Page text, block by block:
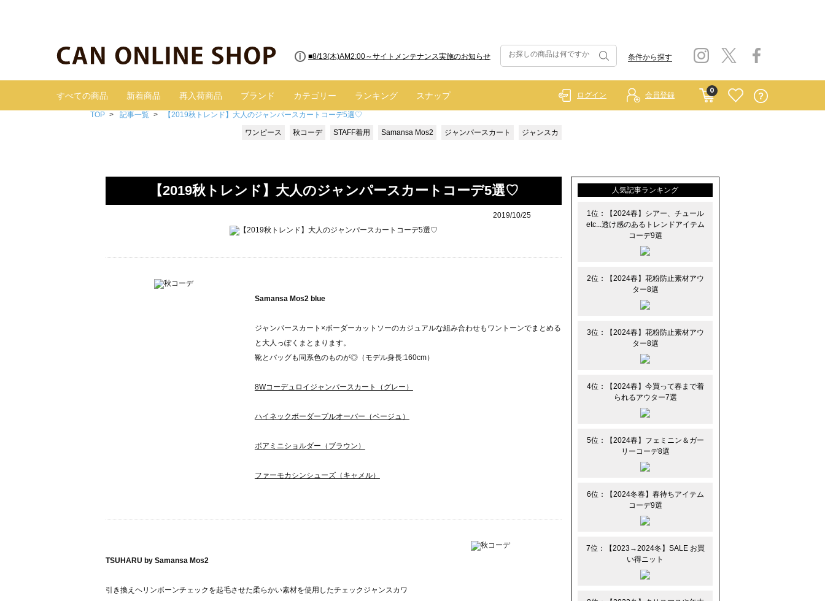
■8/13(木)AM2:00～サイトメンテナンス実施のお知らせ 条件から探す
すべての商品 新着商品 再入荷商品 ブランド カテゴリー ランキング スナップ
0
ログイン 会員登録
TOP 記事一覧 【2019秋トレンド】大人のジャンパースカートコーデ5選♡
ワンピース 秋コーデ STAFF着用 Samansa Mos2 ジャンパースカート ジャンスカ
【2019秋トレンド】大人のジャンパースカートコーデ5選♡
2019/10/25
Samansa Mos2 blue
ジャンパースカート×ボーダーカットソーのカジュアルな組み合わせもワントーンでまとめる
と大人っぽくまとまります。
靴とバッグも同系色のものが◎（モデル身長:160cm）
8Wコーデュロイジャンパースカート（グレー）
ハイネックボーダープルオーバー（ベージュ）
ボアミニショルダー（ブラウン）
ファーモカシンシューズ（キャメル）
TSUHARU by Samansa Mos2
引き換えヘリンボーンチェックを起毛させた柔らかい素材を使用したチェックジャンスカワ
人気記事ランキング
1位：【2024春】シアー、チュール
etc...透け感のあるトレンドアイテム
コーデ9選
2位：【2024春】花粉防止素材アウ
ター8選
3位：【2024春】花粉防止素材アウ
ター8選
4位：【2024春】今買って春まで着
られるアウター7選
5位：【2024春】フェミニン＆ガー
リーコーデ8選
6位：【2024冬春】春待ちアイテム
コーデ9選
7位：【2023→2024冬】SALE お買
い得ニット